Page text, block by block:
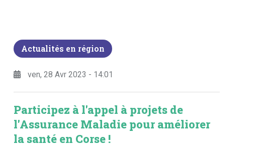
Actualités en région
ven, 28 Avr 2023 - 14:01
Participez à l'appel à projets de
l'Assurance Maladie pour améliorer
la santé en Corse !